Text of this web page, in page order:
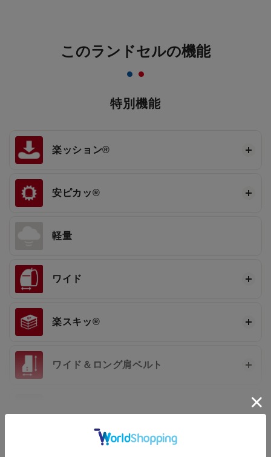
このランドセルの機能
特別機能
楽ッション®
安ピカッ®
軽量
ワイド
楽スキッ®
ワイド＆ロング肩ベルト